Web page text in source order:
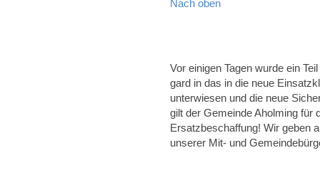
Nach oben
Vor einigen Tagen wurde ein
gard in das in die neue
unterwiesen und die neue
gilt der Gemeinde Aholming für
Ersatzbeschaffung! Wir geben
unserer Mit- und